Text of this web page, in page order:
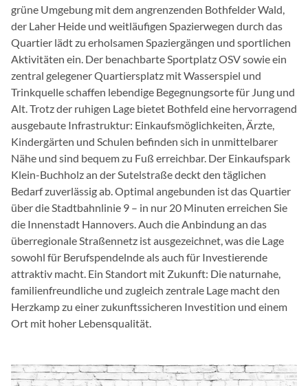
grüne Umgebung mit dem angrenzenden Bothfelder Wald,
der Laher Heide und weitläufigen Spazierwegen durch das
Quartier lädt zu erholsamen Spaziergängen und sportlichen
Aktivitäten ein. Der benachbarte Sportplatz OSV sowie ein
zentral gelegener Quartiersplatz mit Wasserspiel und
Trinkquelle schaffen lebendige Begegnungsorte für Jung und
Alt. Trotz der ruhigen Lage bietet Bothfeld eine hervorragend
ausgebaute Infrastruktur: Einkaufsmöglichkeiten, Ärzte,
Kindergärten und Schulen befinden sich in unmittelbarer
Nähe und sind bequem zu Fuß erreichbar. Der Einkaufspark
Klein-Buchholz an der Sutelstraße deckt den täglichen
Bedarf zuverlässig ab. Optimal angebunden ist das Quartier
über die Stadtbahnlinie 9 – in nur 20 Minuten erreichen Sie
die Innenstadt Hannovers. Auch die Anbindung an das
überregionale Straßennetz ist ausgezeichnet, was die Lage
sowohl für Berufspendelnde als auch für Investierende
attraktiv macht. Ein Standort mit Zukunft: Die naturnahe,
familienfreundliche und zugleich zentrale Lage macht den
Herzkamp zu einer zukunftssicheren Investition und einem
Ort mit hoher Lebensqualität.